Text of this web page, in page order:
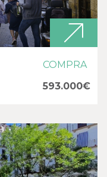
COMPRA
593.000€